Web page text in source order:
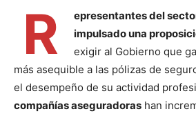
R
epresentantes del
impulsado una
exigir al Gobierno que
más asequible a las pólizas de
el desempeño de su actividad
compañías aseguradoras han